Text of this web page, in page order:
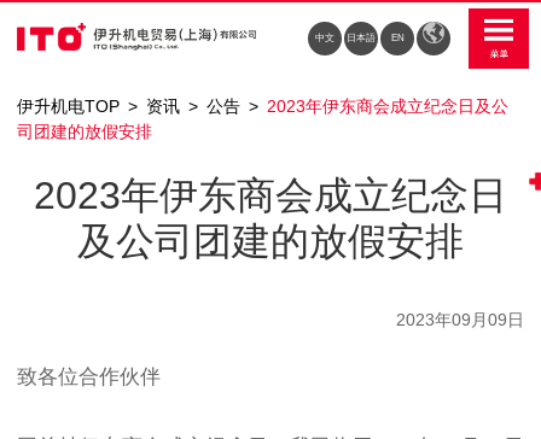
中文 日本語 EN
伊升机电TOP 资讯 公告
2023年伊东商会成立纪念日及公
司团建的放假安排
2023年伊东商会成立纪念日
及公司团建的放假安排
2023年09月09日
致各位合作伙伴